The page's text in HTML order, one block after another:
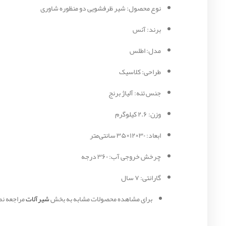
نوع محصول: شیر ظرفشویی دو منظوره شاوری
برند: آئس
مدل: اطلس
طراحی: کلاسیک
جنس تنه: آلیاژ برنج
وزن: ۲.۶ کیلوگرم
ابعاد: ۳۰×۱۲×۳۵ سانتی‌متر
چرخش خروجی آب: ۳۶۰ درجه
گارانتی: ۷ سال
برای مشاهده محصولات مشابه به بخششیرآلاتمراجعه